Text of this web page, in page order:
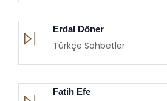
Erdal Döner
Türkçe Sohbetler
Fatih Efe